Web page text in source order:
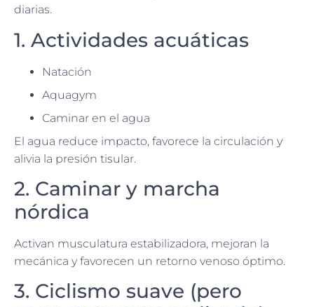
diarias.
1. Actividades acuáticas
Natación
Aquagym
Caminar en el agua
El agua reduce impacto, favorece la circulación y
alivia la presión tisular.
2. Caminar y marcha
nórdica
Activan musculatura estabilizadora, mejoran la
mecánica y favorecen un retorno venoso óptimo.
3. Ciclismo suave (pero